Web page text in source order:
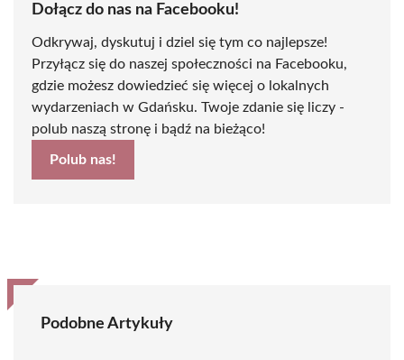
Dołącz do nas na Facebooku!
Odkrywaj, dyskutuj i dziel się tym co najlepsze!
Przyłącz się do naszej społeczności na Facebooku,
gdzie możesz dowiedzieć się więcej o lokalnych
wydarzeniach w Gdańsku. Twoje zdanie się liczy -
polub naszą stronę i bądź na bieżąco!
Polub nas!
Podobne Artykuły